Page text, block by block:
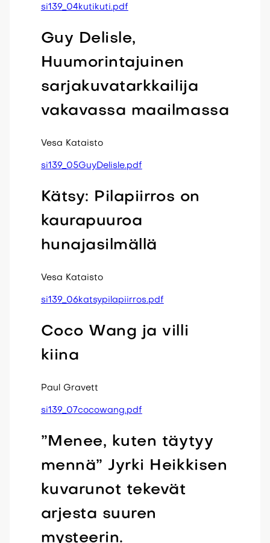
si139_04kutikuti.pdf
Guy Delisle,
Huumorintajuinen
sarjakuvatarkkailija
vakavassa maailmassa
Vesa Kataisto
si139_05GuyDelisle.pdf
Kätsy: Pilapiirros on
kaurapuuroa
hunajasilmällä
Vesa Kataisto
si139_06katsypilapiirros.pdf
Coco Wang ja villi
kiina
Paul Gravett
si139_07cocowang.pdf
”Menee, kuten täytyy
mennä” Jyrki Heikkisen
kuvarunot tekevät
arjesta suuren
mysteerin.